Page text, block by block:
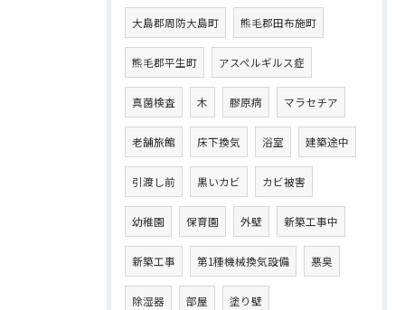
大島郡周防大島町 熊毛郡田布施町
熊毛郡平生町 アスペルギルス症
真菌検査 木 膠原病 マラセチア
老舗旅館 床下換気 浴室 建築途中
引渡し前 黒いカビ カビ被害
幼稚園 保育園 外壁 新築工事中
新築工事 第1種機械換気設備 悪臭
除湿器 部屋 塗り壁